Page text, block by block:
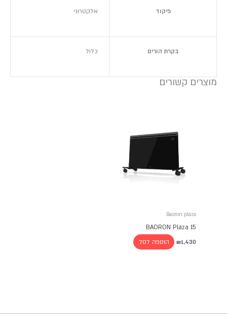
פיקוד אלקטרוני
בקרת הורים כלול
מוצרים קשורים
Baoron plaza
BAORON Plaza 15
₪1,430 הוספה לסל